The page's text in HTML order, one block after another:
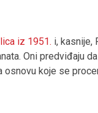
iz 1951. i, kasnije,
Oni predviđaju
koje se